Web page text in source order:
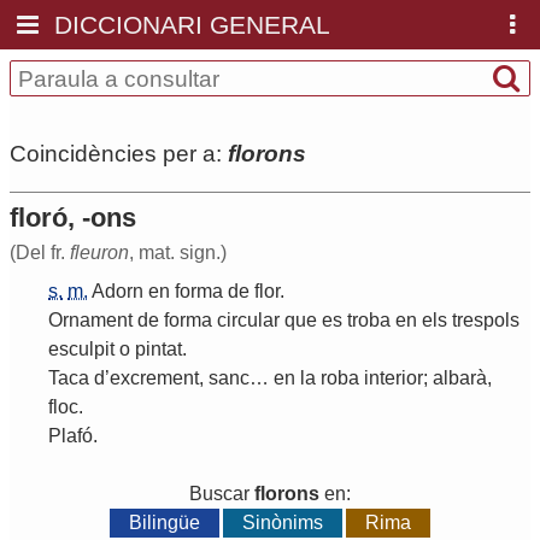
DICCIONARI GENERAL
Coincidències per a: florons
floró, -ons
(Del fr. fleuron, mat. sign.)
s. m. Adorn en forma de flor.
Ornament de forma circular que es troba en els trespols
esculpit o pintat.
Taca d’excrement, sanc… en la roba interior; albarà,
floc.
Plafó.
Buscar florons en:
Bilingüe
Sinònims Rima